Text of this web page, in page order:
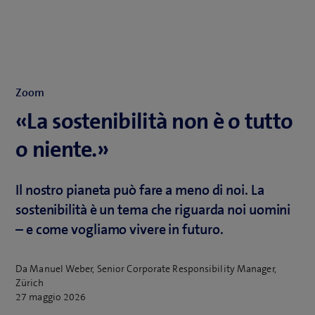
Zoom
«La sostenibilità non è o tutto
o niente.»
Il nostro pianeta può fare a meno di noi. La
sostenibilità è un tema che riguarda noi uomini
– e come vogliamo vivere in futuro.
Da Manuel Weber, Senior Corporate Responsibility Manager,
Zürich
27 maggio 2026